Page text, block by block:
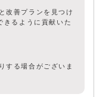
改善プランを見つけ
きるように貢献いた
する場合がございま